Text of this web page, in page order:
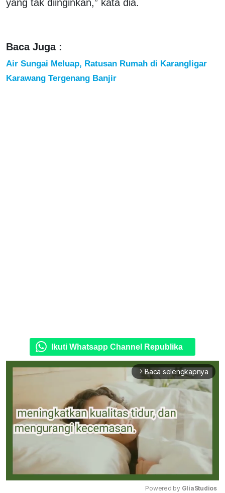
yang tak diinginkan,” kata dia.
Baca Juga :
Air Sungai Meluap, Ratusan Rumah di Karangligar
Karawang Tergenang Banjir
Ikuti Whatsapp Channel Republika
arrow_forward_ios Baca selengkapnya
Powered by GliaStudios